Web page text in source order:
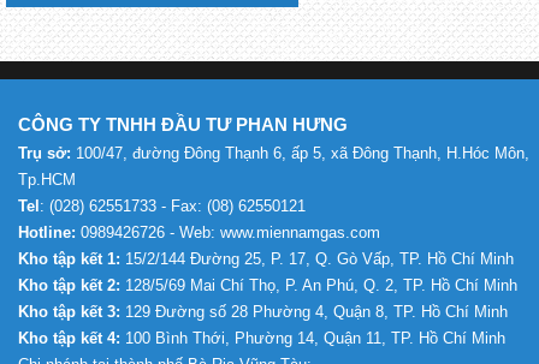
CÔNG TY TNHH ĐẦU TƯ PHAN HƯNG
Trụ sở: 100/47, đường Đông Thạnh 6, ấp 5, xã Đông Thạnh, H.Hóc Môn,
Tp.HCM
Tel: (028) 62551733 - Fax: (08) 62550121
Hotline: 0989426726 - Web: www.miennamgas.com
Kho tập kết 1: 15/2/144 Đường 25, P. 17, Q. Gò Vấp, TP. Hồ Chí Minh
Kho tập kết 2: 128/5/69 Mai Chí Thọ, P. An Phú, Q. 2, TP. Hồ Chí Minh
Kho tập kết 3: 129 Đường số 28 Phường 4, Quận 8, TP. Hồ Chí Minh
Kho tập kết 4: 100 Bình Thới, Phường 14, Quận 11, TP. Hồ Chí Minh